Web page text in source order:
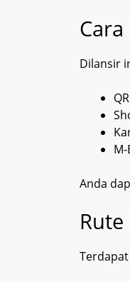
Dilansir
Anda